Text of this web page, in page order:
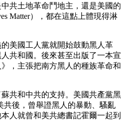
共土地革命鬥地主，還是美國的
Matter），都在這點上體現得淋
的美國工人黨就開始鼓動黑人革
共和國。後來甚至出版了一本宣
，主張把南方黑人的種族革命和
共和中共的支持。美國共產黨黑
共後，曾舉證黑人的暴動、騷亂
人就曾和美共總書記霍爾一起到